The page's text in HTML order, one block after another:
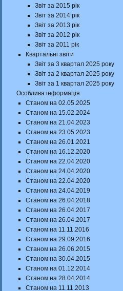
Звіт за 2015 рік
Звіт за 2014 рік
Звіт за 2013 рік
Звіт за 2012 рік
Звіт за 2011 рік
Квартальні звіти
Звіт за 3 квартал 2025 року
Звіт за 2 квартал 2025 року
Звіт за 1 квартал 2025 року
Особлива інформація
Станом на 02.05.2025
Станом на 15.02.2024
Станом на 21.04.2023
Станом на 23.05.2023
Станом на 26.01.2021
Станом на 16.12.2020
Станом на 22.04.2020
Станом на 24.04.2020
Станом на 22.04.2020
Станом на 24.04.2019
Станом на 26.04.2018
Станом на 26.04.2017
Станом на 26.04.2017
Станом на 11.11.2016
Станом на 29.09.2016
Станом на 26.06.2015
Станом на 30.04.2015
Станом на 01.12.2014
Станом на 28.04.2014
Станом на 11.11.2013